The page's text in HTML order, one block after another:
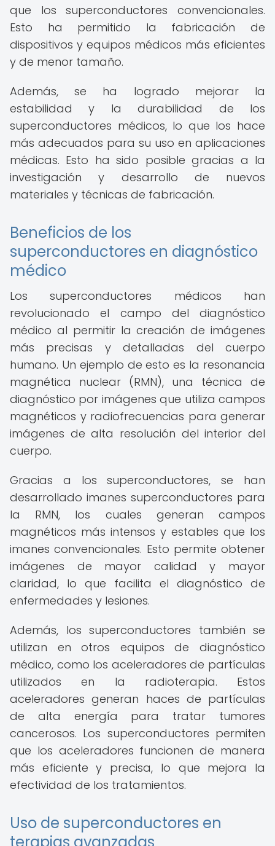
que los superconductores convencionales.
Esto ha permitido la fabricación de
dispositivos y equipos médicos más eficientes
y de menor tamaño.
Además, se ha logrado mejorar la
estabilidad y la durabilidad de los
superconductores médicos, lo que los hace
más adecuados para su uso en aplicaciones
médicas. Esto ha sido posible gracias a la
investigación y desarrollo de nuevos
materiales y técnicas de fabricación.
Beneficios de los
superconductores en diagnóstico
médico
Los superconductores médicos han
revolucionado el campo del diagnóstico
médico al permitir la creación de imágenes
más precisas y detalladas del cuerpo
humano. Un ejemplo de esto es la resonancia
magnética nuclear (RMN), una técnica de
diagnóstico por imágenes que utiliza campos
magnéticos y radiofrecuencias para generar
imágenes de alta resolución del interior del
cuerpo.
Gracias a los superconductores, se han
desarrollado imanes superconductores para
la RMN, los cuales generan campos
magnéticos más intensos y estables que los
imanes convencionales. Esto permite obtener
imágenes de mayor calidad y mayor
claridad, lo que facilita el diagnóstico de
enfermedades y lesiones.
Además, los superconductores también se
utilizan en otros equipos de diagnóstico
médico, como los aceleradores de partículas
utilizados en la radioterapia. Estos
aceleradores generan haces de partículas
de alta energía para tratar tumores
cancerosos. Los superconductores permiten
que los aceleradores funcionen de manera
más eficiente y precisa, lo que mejora la
efectividad de los tratamientos.
Uso de superconductores en